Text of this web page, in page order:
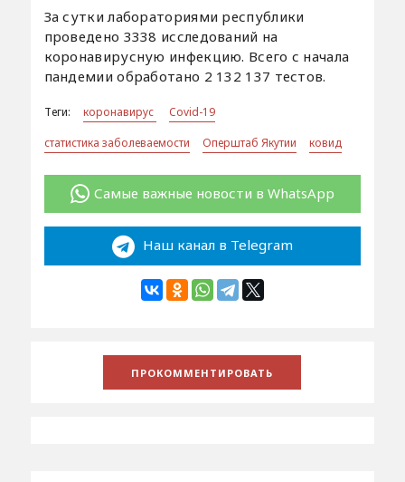
За сутки лабораториями республики
проведено 3338 исследований на
коронавирусную инфекцию. Всего с начала
пандемии обработано 2 132 137 тестов.
Теги: коронавирус
Covid-19
статистика заболеваемости
Оперштаб Якутии ковид
Самые важные новости в WhatsApp
Наш канал в Telegram